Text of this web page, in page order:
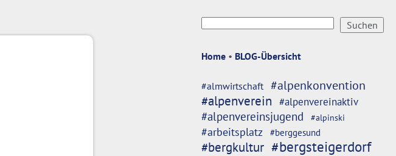
Home • BLOG-Übersicht
#almwirtschaft #alpenkonvention
#alpenverein #alpenvereinaktiv
#alpenvereinsjugend #alpinski
#arbeitsplatz #berggesund
#bergkultur #bergsteigerdorf